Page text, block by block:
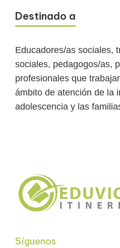
Destinado a
Educadores/as sociales,
sociales, pedagogos/as,
profesionales que
ámbito de atención de la
adolescencia y las
Síguenos